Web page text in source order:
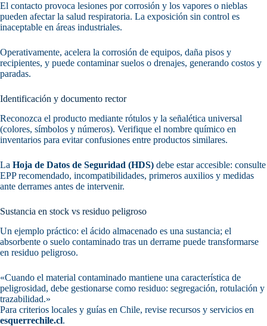
El contacto provoca lesiones por corrosión y los vapores o nieblas
pueden afectar la salud respiratoria. La exposición sin control es
inaceptable en áreas industriales.
Operativamente, acelera la corrosión de equipos, daña pisos y
recipientes, y puede contaminar suelos o drenajes, generando costos y
paradas.
Identificación y documento rector
Reconozca el producto mediante rótulos y la señalética universal
(colores, símbolos y números). Verifique el nombre químico en
inventarios para evitar confusiones entre productos similares.
La Hoja de Datos de Seguridad (HDS) debe estar accesible: consulte
EPP recomendado, incompatibilidades, primeros auxilios y medidas
ante derrames antes de intervenir.
Sustancia en stock vs residuo peligroso
Un ejemplo práctico: el ácido almacenado es una sustancia; el
absorbente o suelo contaminado tras un derrame puede transformarse
en residuo peligroso.
«Cuando el material contaminado mantiene una característica de
peligrosidad, debe gestionarse como residuo: segregación, rotulación y
trazabilidad.»
Para criterios locales y guías en Chile, revise recursos y servicios en
esquerrechile.cl.